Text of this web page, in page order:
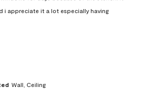
i appreciate it a lot especially having
Wall, Ceiling